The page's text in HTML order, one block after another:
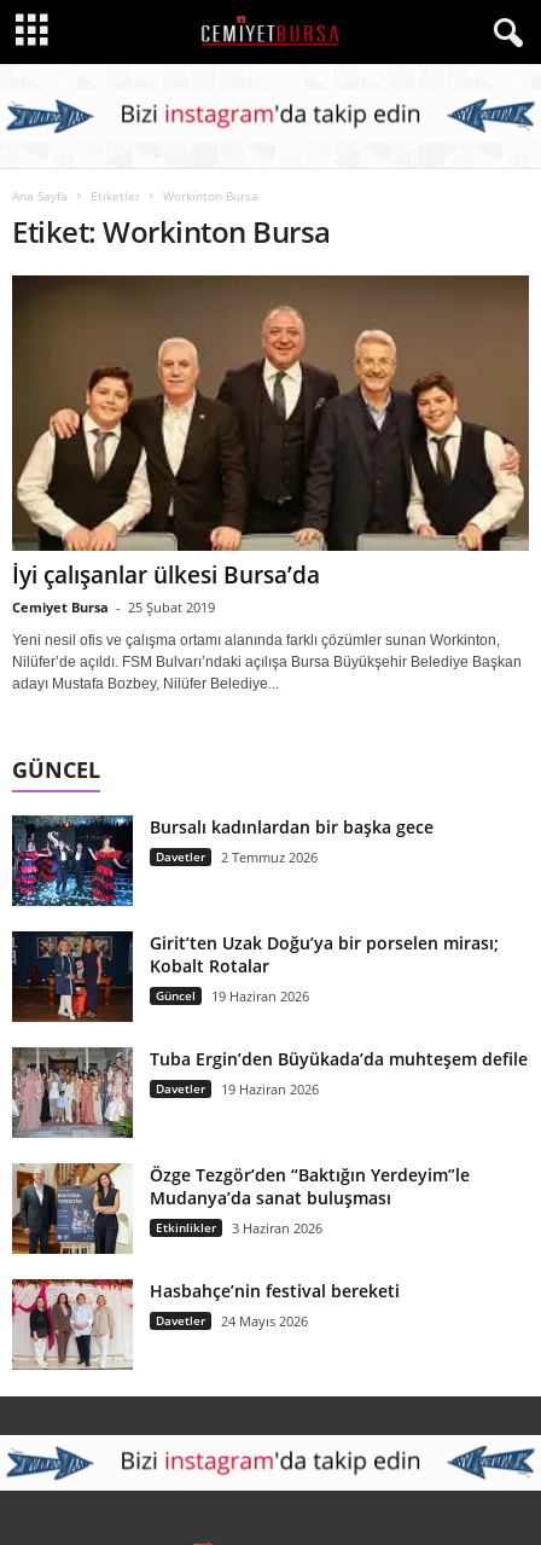
Ana Sayfa Etiketler Workinton Bursa
Etiket: Workinton Bursa
İyi çalışanlar ülkesi Bursa’da
Cemiyet Bursa - 25 Şubat 2019
Yeni nesil ofis ve çalışma ortamı alanında farklı çözümler sunan Workinton,
Nilüfer’de açıldı. FSM Bulvarı’ndaki açılışa Bursa Büyükşehir Belediye Başkan
adayı Mustafa Bozbey, Nilüfer Belediye...
GÜNCEL
Bursalı kadınlardan bir başka gece
Davetler 2 Temmuz 2026
Girit’ten Uzak Doğu’ya bir porselen mirası;
Kobalt Rotalar
Güncel 19 Haziran 2026
Tuba Ergin’den Büyükada’da muhteşem defile
Davetler 19 Haziran 2026
Özge Tezgör’den “Baktığın Yerdeyim”le
Mudanya’da sanat buluşması
Etkinlikler 3 Haziran 2026
Hasbahçe’nin festival bereketi
Davetler 24 Mayıs 2026